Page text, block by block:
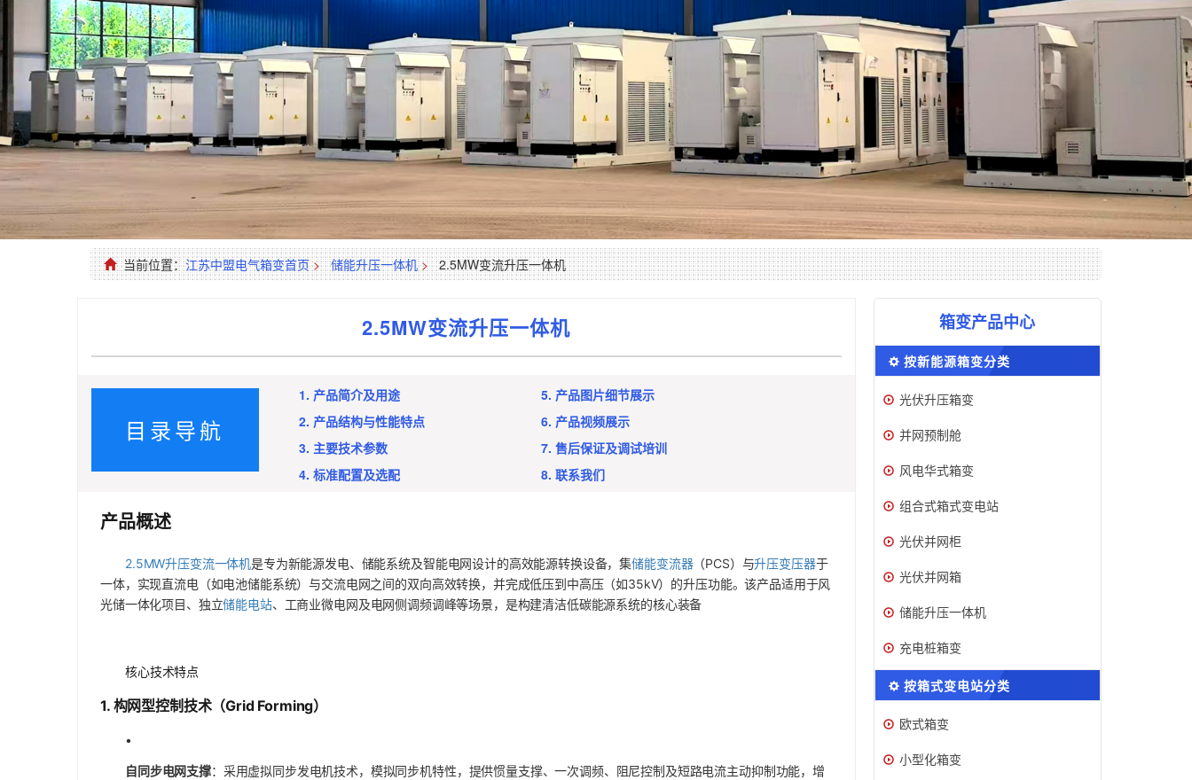
当前位置：江苏中盟电气箱变首页 > 储能升压一体机 > 2.5MW变流升压一体机
2.5MW变流升压一体机
目录导航
1. 产品简介及用途
2. 产品结构与性能特点
3. 主要技术参数
4. 标准配置及选配
5. 产品图片细节展示
6. 产品视频展示
7. 售后保证及调试培训
8. 联系我们
产品概述
2.5MW升压变流一体机是专为新能源发电、储能系统及智能电网设计的高效能源转换设备，集储能变流器（PCS）与升压变压器于
一体，实现直流电（如电池储能系统）与交流电网之间的双向高效转换，并完成低压到中高压（如35kV）的升压功能。该产品适用于风
光储一体化项目、独立储能电站、工商业微电网及电网侧调频调峰等场景，是构建清洁低碳能源系统的核心装备
核心技术特点
1. 构网型控制技术（Grid Forming）
•
自同步电网支撑：采用虚拟同步发电机技术，模拟同步机特性，提供惯量支撑、一次调频、阻尼控制及短路电流主动抑制功能，增
箱变产品中心
按新能源箱变分类
光伏升压箱变
并网预制舱
风电华式箱变
组合式箱式变电站
光伏并网柜
光伏并网箱
储能升压一体机
充电桩箱变
按箱式变电站分类
欧式箱变
小型化箱变